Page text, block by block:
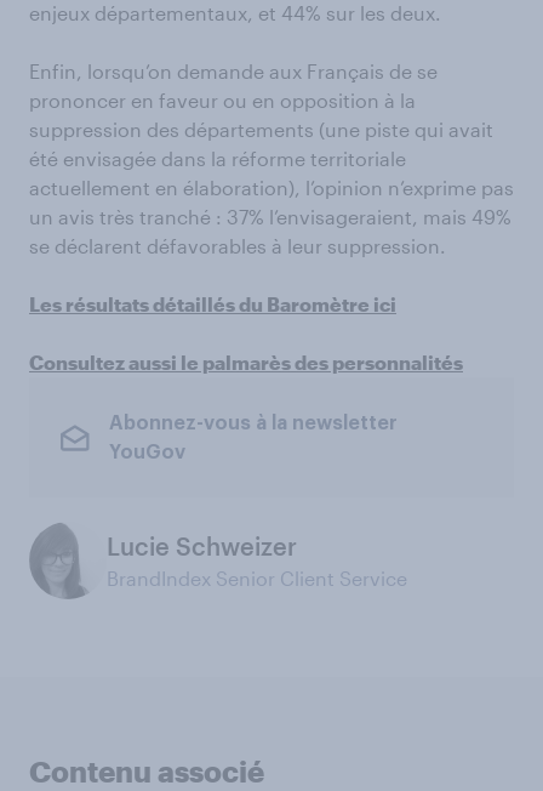
enjeux départementaux, et 44% sur les deux.
Enfin, lorsqu’on demande aux Français de se
prononcer en faveur ou en opposition à la
suppression des départements (une piste qui avait
été envisagée dans la réforme territoriale
actuellement en élaboration), l’opinion n’exprime pas
un avis très tranché : 37% l’envisageraient, mais 49%
se déclarent défavorables à leur suppression.
Les résultats détaillés du Baromètre ici
Consultez aussi le palmarès des personnalités
Abonnez-vous à la newsletter
YouGov
Lucie Schweizer
BrandIndex Senior Client Service
Contenu associé